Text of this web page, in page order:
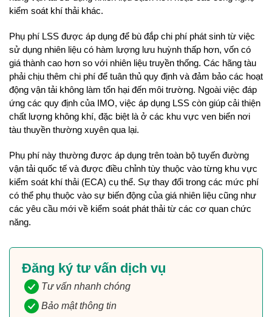
kiểm soát khí thải khác.
Phụ phí LSS được áp dụng để bù đắp chi phí phát sinh từ việc
sử dụng nhiên liệu có hàm lượng lưu huỳnh thấp hơn, vốn có
giá thành cao hơn so với nhiên liệu truyền thống. Các hãng tàu
phải chịu thêm chi phí để tuân thủ quy định và đảm bảo các hoạt
động vận tải không làm tổn hại đến môi trường. Ngoài việc đáp
ứng các quy định của IMO, việc áp dụng LSS còn giúp cải thiện
chất lượng không khí, đặc biệt là ở các khu vực ven biển nơi
tàu thuyền thường xuyên qua lại.
Phụ phí này thường được áp dụng trên toàn bộ tuyến đường
vận tải quốc tế và được điều chỉnh tùy thuộc vào từng khu vực
kiểm soát khí thải (ECA) cụ thể. Sự thay đổi trong các mức phí
có thể phụ thuộc vào sự biến động của giá nhiên liệu cũng như
các yêu cầu mới về kiểm soát phát thải từ các cơ quan chức
năng.
Đăng ký tư vấn dịch vụ
Tư vấn nhanh chóng
Bảo mật thông tin